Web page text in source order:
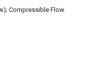
Compressible Flow.